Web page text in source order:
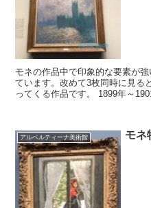
モネの作品中で印象的な要素が
ています。改めて3枚同時に見る
ってくる作品です。 1899年～
アルベルティーナ美術館 モネ